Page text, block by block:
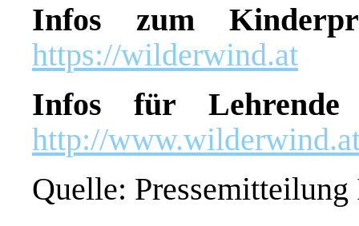
Infos zum
https://wilderwind.at
Infos für Lehrende
http://
Quelle: